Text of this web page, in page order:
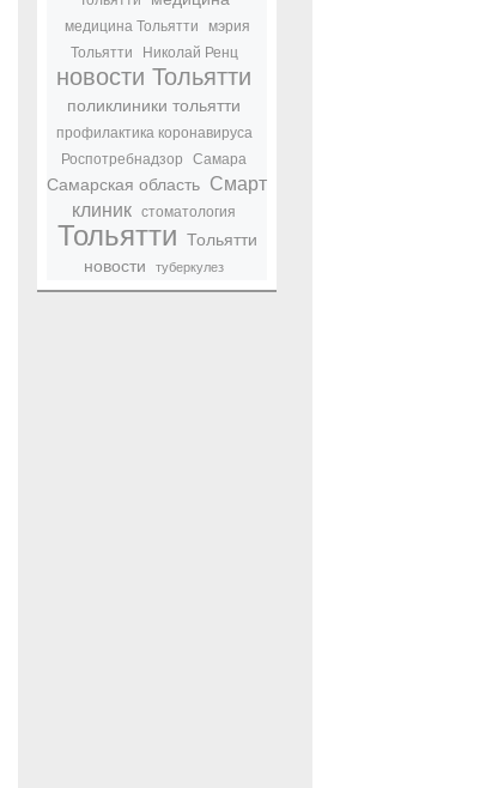
медицина Тольятти
мэрия
Тольятти
Николай Ренц
новости Тольятти
поликлиники тольятти
профилактика коронавируса
Роспотребнадзор
Самара
Самарская область Смарт
клиник стоматология
Тольятти Тольятти
новости
туберкулез